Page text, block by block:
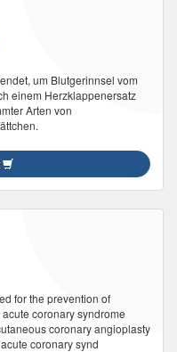
um Blutgerinnsel vom
einem Herzklappenersatz
Arten von
for the prevention of
coronary syndrome
coronary angioplasty
coronary synd